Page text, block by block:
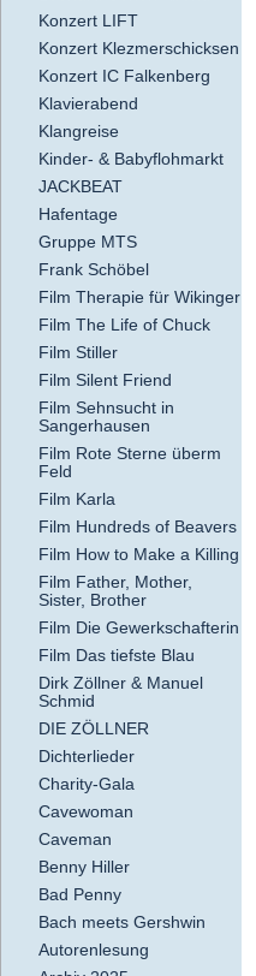
Konzert LIFT
Konzert Klezmerschicksen
Konzert IC Falkenberg
Klavierabend
Klangreise
Kinder- & Babyflohmarkt
JACKBEAT
Hafentage
Gruppe MTS
Frank Schöbel
Film Therapie für Wikinger
Film The Life of Chuck
Film Stiller
Film Silent Friend
Film Sehnsucht in
Sangerhausen
Film Rote Sterne überm
Feld
Film Karla
Film Hundreds of Beavers
Film How to Make a Killing
Film Father, Mother,
Sister, Brother
Film Die Gewerkschafterin
Film Das tiefste Blau
Dirk Zöllner & Manuel
Schmid
DIE ZÖLLNER
Dichterlieder
Charity-Gala
Cavewoman
Caveman
Benny Hiller
Bad Penny
Bach meets Gershwin
Autorenlesung